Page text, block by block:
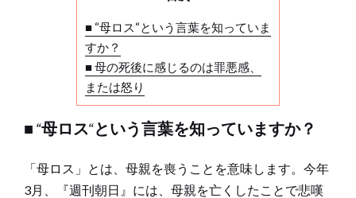
■ “母ロス“という言葉を知っていま
すか？
■ 母の死後に感じるのは罪悪感、
または怒り
■ “母ロス“という言葉を知っていますか？
「母ロス」とは、母親を喪うことを意味します。今年
3月、『週刊朝日』には、母親を亡くしたことで悲嘆